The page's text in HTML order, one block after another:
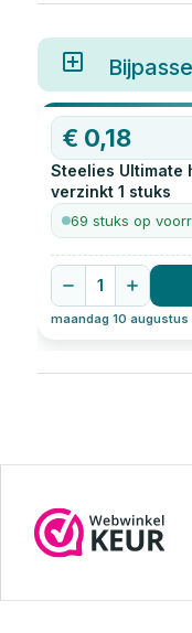
€ 0,18
Steelies Ultimate
verzinkt 1 stuks
69 stuks op
1
maandag 10 augustus